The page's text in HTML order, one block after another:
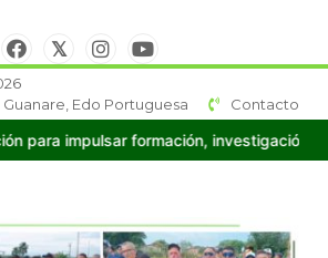
Guanare, Edo Portuguesa
Contacto
investigación y producción en